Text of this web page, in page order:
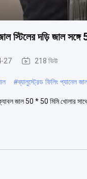
দড়ি জাল
27 218 ভিউ
#ব্যালুস্ট্রেড ফিলিং প্যানেল
জাল 50 * 50 মিমি খোলার